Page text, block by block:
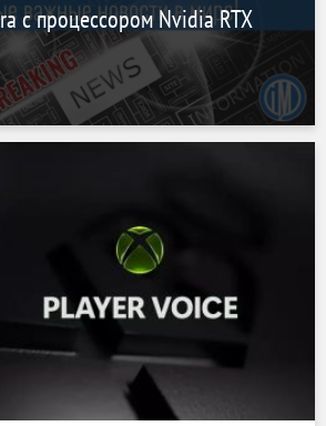
с процессором Nvidia RTX